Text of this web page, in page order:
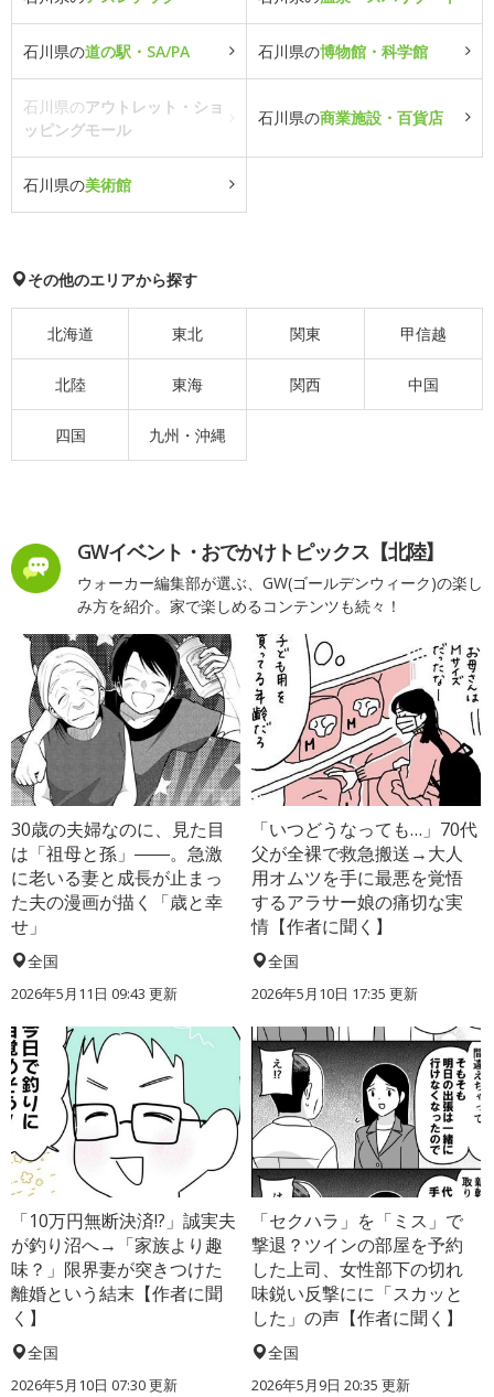
石川県の道の駅・SA/PA 石川県の博物館・科学館
石川県のアウトレット・ショ
ッピングモール
石川県の商業施設・百貨店
石川県の美術館
その他のエリアから探す
北海道 東北 関東 甲信越
北陸 東海 関西 中国
四国 九州・沖縄
GWイベント・おでかけトピックス【北陸】
ウォーカー編集部が選ぶ、GW(ゴールデンウィーク)の楽し
み方を紹介。家で楽しめるコンテンツも続々！
30歳の夫婦なのに、見た目
は「祖母と孫」――。急激
に老いる妻と成長が止まっ
た夫の漫画が描く「歳と幸
せ」
全国
2026年5月11日 09:43 更新
「いつどうなっても…」70代
父が全裸で救急搬送→大人
用オムツを手に最悪を覚悟
するアラサー娘の痛切な実
情【作者に聞く】
全国
2026年5月10日 17:35 更新
「10万円無断決済!?」誠実夫
が釣り沼へ→「家族より趣
味？」限界妻が突きつけた
離婚という結末【作者に聞
く】
全国
2026年5月10日 07:30 更新
「セクハラ」を「ミス」で
撃退？ツインの部屋を予約
した上司、女性部下の切れ
味鋭い反撃にに「スカッと
した」の声【作者に聞く】
全国
2026年5月9日 20:35 更新